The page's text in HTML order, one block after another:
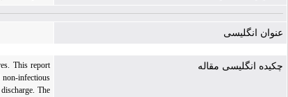
عنوان انگلیسی
چکیده انگلیسی مقاله
This report
infectious
The